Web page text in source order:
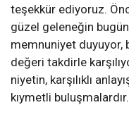
teşekkür ediyoruz.
güzel geleneğin
memnuniyet duyuyor,
değeri takdirle
niyetin, karşılıklı
kıymetli buluşmalardır.